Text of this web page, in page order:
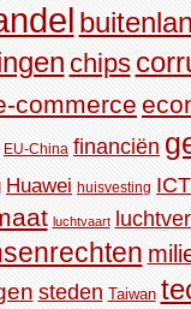
chips
commerce
EU-China financiën
Huawei huisvesting ICT
luchtvaart
steden Taiwan